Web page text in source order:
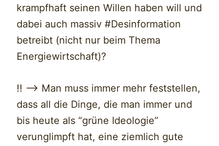
krampfhaft seinen Willen haben will und
dabei auch massiv #Desinformation
betreibt (nicht nur beim Thema
Energiewirtschaft)?
!! —> Man muss immer mehr feststellen,
dass all die Dinge, die man immer und
bis heute als “grüne Ideologie”
verunglimpft hat, eine ziemlich gute